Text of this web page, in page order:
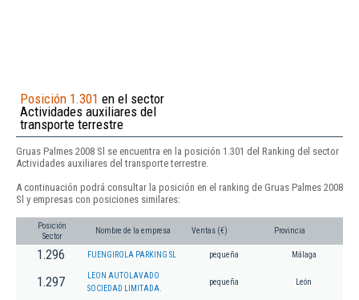
Posición 1.301 en el sector
Actividades auxiliares del
transporte terrestre
Gruas Palmes 2008 Sl se encuentra en la posición 1.301 del Ranking del sector
Actividades auxiliares del transporte terrestre.
A continuación podrá consultar la posición en el ranking de Gruas Palmes 2008
Sl y empresas con posiciones similares:
Posición
Sector
Nombre de la empresa Ventas (€) Provincia
1.296 FUENGIROLA PARKING SL pequeña Málaga
1.297
LEON AUTOLAVADO
SOCIEDAD LIMITADA.
pequeña León